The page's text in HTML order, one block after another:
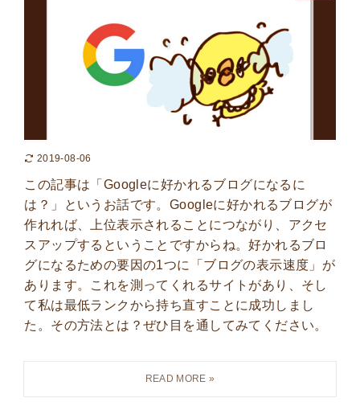
2019-08-06
この記事は「Googleに好かれるブログになるに
は？」というお話です。Googleに好かれるブログが
作れれば、上位表示されることにつながり、アクセ
スアップするということですからね。好かれるブロ
グになるための要因の1つに「ブログの表示速度」が
あります。これを測ってくれるサイトがあり、そし
て私は最低ランクから持ち直すことに成功しまし
た。その方法とは？ぜひ目を通してみてください。